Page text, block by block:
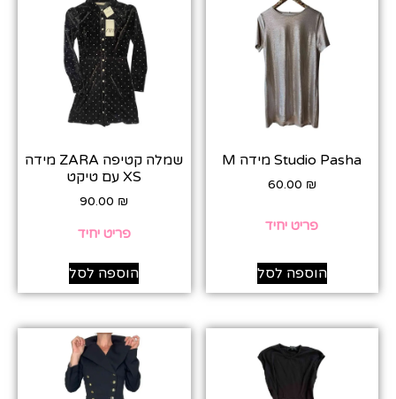
Studio Pasha מידה M
60.00 ₪
פריט יחיד
הוספה לסל
שמלה קטיפה ZARA מידה
XS עם טיקט
90.00 ₪
פריט יחיד
הוספה לסל